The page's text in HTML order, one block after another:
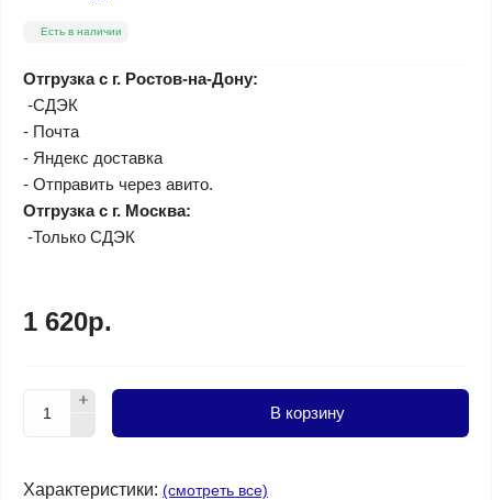
Есть в наличии
Отгрузка с г. Ростов-на-Дону:
-СДЭК
- Почта
- Яндекс доставка
- Отправить через авито.
Отгрузка с г. Москва:
-Только СДЭК
1 620р.
В корзину
Характеристики: (смотреть все)